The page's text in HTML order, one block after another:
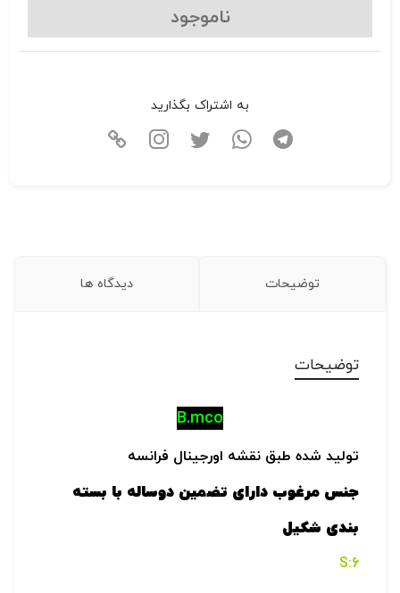
ناموجود
به اشتراک بگذارید
توضیحات دیدگاه ها
توضیحات
B.mco
تولید شده طبق نقشه اورجینال فرانسه
جنس مرغوب دارای تضمین دوساله با بسته
بندی شکیل
6:S